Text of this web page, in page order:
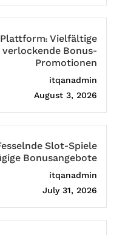
Plattform: Vielfältige
Bonus-
Promotionen
itqanadmin
August 3, 2026
Slot-Spiele
Bonusangebote
itqanadmin
July 31, 2026